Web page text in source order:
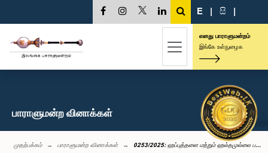
E | සි |
எனது பாராளுமன்றம்
இங்கே உள்நுழைக
பாராளுமன்ற வினாக்கள்
முதற்பக்கம் பாராளுமன்ற வினாக்கள் 0253/2025: ஹப்புத்தளை மற்றும் ஹல்தமுல்லை ப...